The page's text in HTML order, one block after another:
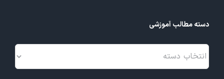
دسته مطالب آموزشی
دسته